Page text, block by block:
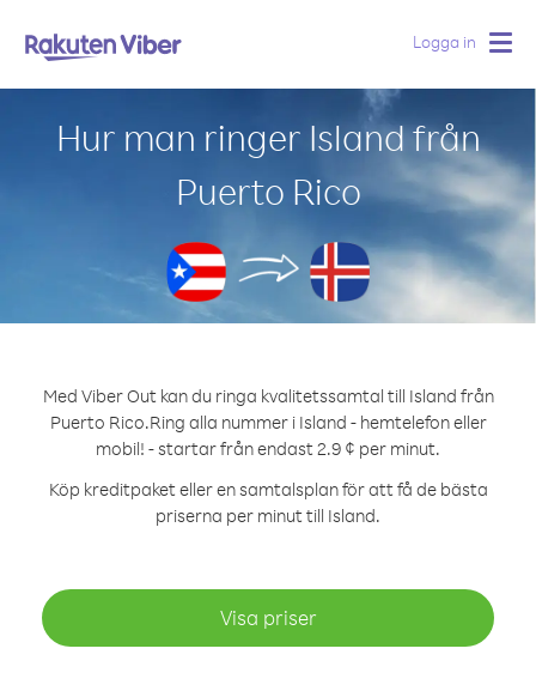
Logga in
Hur man ringer Island från
Puerto Rico
Med Viber Out kan du ringa kvalitetssamtal till Island från
Puerto Rico.Ring alla nummer i Island - hemtelefon eller
mobil! - startar från endast 2.9 ¢ per minut.
Köp kreditpaket eller en samtalsplan för att få de bästa
priserna per minut till Island.
Visa priser